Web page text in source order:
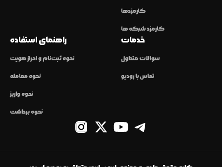
کارمزدها
کارمزد شبکه ها
راهنمای استفاده
نحوه ثبت‌نام و احراز هویت
نحوه معامله
نحوه واریز
نحوه برداشت
خدمات
سوالات متداول
تماس با رودیو